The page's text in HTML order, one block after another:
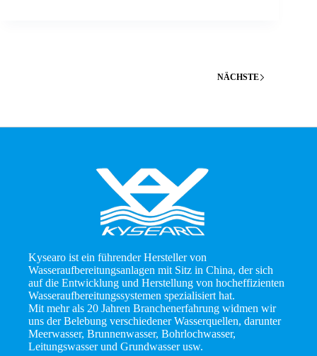
NÄCHSTE
Kysearo ist ein führender Hersteller von
Wasseraufbereitungsanlagen mit Sitz in China, der sich
auf die Entwicklung und Herstellung von hocheffizienten
Wasseraufbereitungssystemen spezialisiert hat.
Mit mehr als 20 Jahren Branchenerfahrung widmen wir
uns der Belebung verschiedener Wasserquellen, darunter
Meerwasser, Brunnenwasser, Bohrlochwasser,
Leitungswasser und Grundwasser usw.